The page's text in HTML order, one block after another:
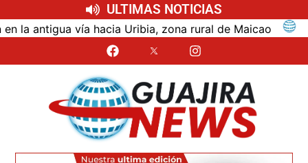
ULTIMAS NOTICIAS
vía hacia Uribia, zona rural de Maicao